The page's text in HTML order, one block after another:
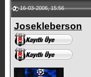
16-03-2006, 15:56
Josekleberson